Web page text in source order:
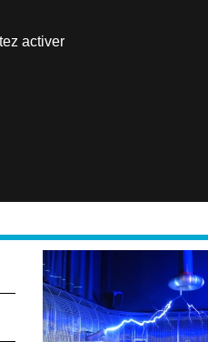
activer